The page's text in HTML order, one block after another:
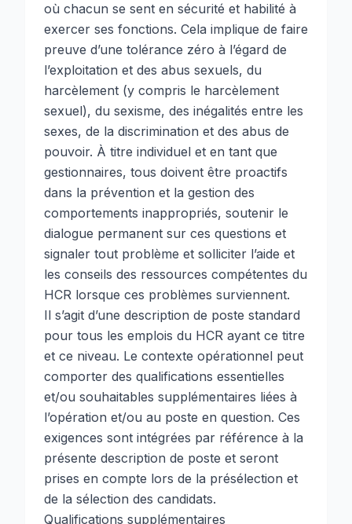
où chacun se sent en sécurité et habilité à
exercer ses fonctions. Cela implique de faire
preuve d’une tolérance zéro à l’égard de
l’exploitation et des abus sexuels, du
harcèlement (y compris le harcèlement
sexuel), du sexisme, des inégalités entre les
sexes, de la discrimination et des abus de
pouvoir. À titre individuel et en tant que
gestionnaires, tous doivent être proactifs
dans la prévention et la gestion des
comportements inappropriés, soutenir le
dialogue permanent sur ces questions et
signaler tout problème et solliciter l’aide et
les conseils des ressources compétentes du
HCR lorsque ces problèmes surviennent.
Il s’agit d’une description de poste standard
pour tous les emplois du HCR ayant ce titre
et ce niveau. Le contexte opérationnel peut
comporter des qualifications essentielles
et/ou souhaitables supplémentaires liées à
l’opération et/ou au poste en question. Ces
exigences sont intégrées par référence à la
présente description de poste et seront
prises en compte lors de la présélection et
de la sélection des candidats.
Qualifications supplémentaires